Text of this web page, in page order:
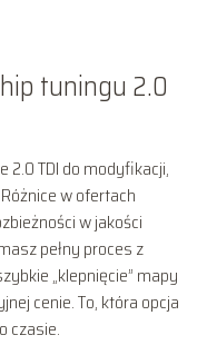
tuningu 2.0
TDI do modyfikacji,
w ofertach
w jakości
pełny proces z
„klepnięcie” mapy
cenie. To, która opcja
czasie.